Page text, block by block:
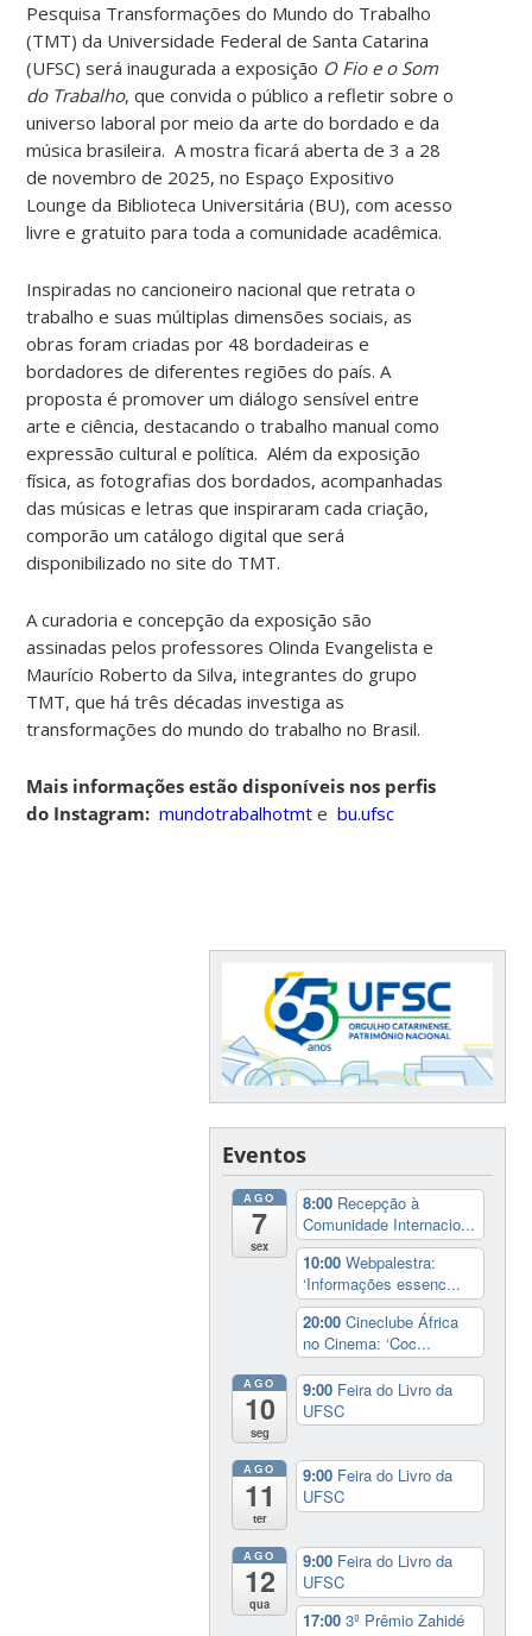
Pesquisa Transformações do Mundo do Trabalho
(TMT) da Universidade Federal de Santa Catarina
(UFSC) será inaugurada a exposição O Fio e o Som
do Trabalho, que convida o público a refletir sobre o
universo laboral por meio da arte do bordado e da
música brasileira.A mostra ficará aberta de 3 a 28
de novembro de 2025, no Espaço Expositivo
Lounge da Biblioteca Universitária (BU), com acesso
livre e gratuito para toda a comunidade acadêmica.
Inspiradas no cancioneiro nacional que retrata o
trabalho e suas múltiplas dimensões sociais, as
obras foram criadas por 48 bordadeiras e
bordadores de diferentes regiões do país. A
proposta é promover um diálogo sensível entre
arte e ciência, destacando o trabalho manual como
expressão cultural e política. Além da exposição
física, as fotografias dos bordados, acompanhadas
das músicas e letras que inspiraram cada criação,
comporão um catálogo digital que será
disponibilizado no site do TMT.
A curadoria e concepção da exposição são
assinadas pelos professores Olinda Evangelista e
Maurício Roberto da Silva, integrantes do grupo
TMT, que há três décadas investiga as
transformações do mundo do trabalho no Brasil.
Mais informações estão disponíveis nos perfis
do Instagram: mundotrabalhotmt ebu.ufsc
Eventos
AGO
7
sex
8:00 Recepção à
Comunidade Internacio...
10:00Webpalestra:
‘Informações essenc...
20:00Cineclube África
no Cinema: ‘Coc...
AGO
10
seg
9:00 Feira do Livro da
UFSC
AGO
11
ter
9:00 Feira do Livro da
UFSC
AGO
12
qua
9:00 Feira do Livro da
UFSC
17:003º Prêmio Zahidé